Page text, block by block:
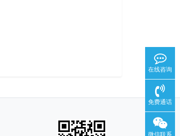
在线咨询
免费通话
微信联系